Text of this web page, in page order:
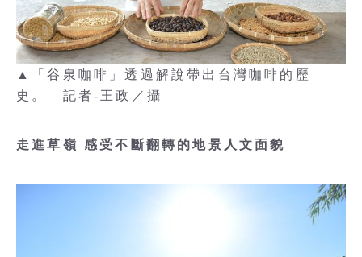
▲「谷泉咖啡」透過解說帶出台灣咖啡的歷
史。 記者-王政／攝
走進草嶺 感受不斷翻轉的地景人文面貌